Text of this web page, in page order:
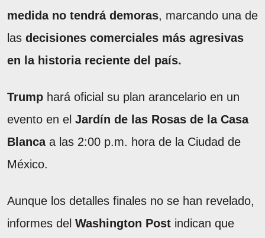
medida no tendrá demoras, marcando una de
las decisiones comerciales más agresivas
en la historia reciente del país.
Trump hará oficial su plan arancelario en un
evento en el Jardín de las Rosas de la Casa
Blancaa las 2:00 p.m. hora de la Ciudad de
México.
Aunque los detalles finales no se han revelado,
informes del Washington Post indican que